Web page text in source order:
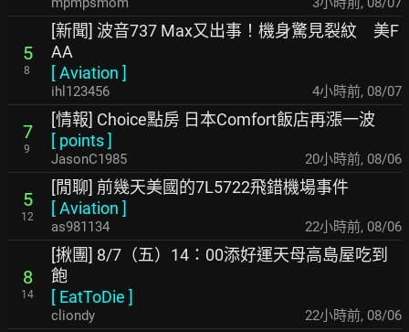
5
8
[新聞] 波音737 Max又出事！機身驚見裂紋 美F
AA
[Aviation ]
ihl123456 4小時前, 08/07
7
9
[情報] Choice點房 日本Comfort飯店再漲一波
[ points]
JasonC1985 20小時前, 08/06
5
12
[閒聊] 前幾天美國的7L5722飛錯機場事件
[Aviation ]
as981134 22小時前, 08/06
8
14
[揪團] 8/7（五）14：00添好運天母高島屋吃到
飽
[ EatToDie ]
cliondy 22小時前, 08/06